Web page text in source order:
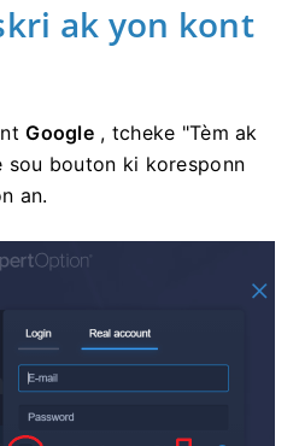
ak yon kont
Google, tcheke "Tèm ak
sou bouton ki koresponn
an.